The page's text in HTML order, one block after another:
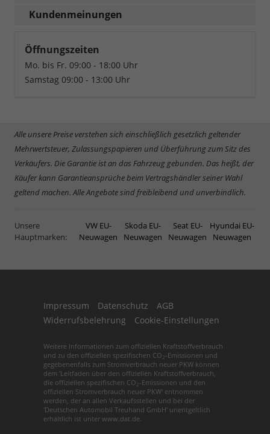
Kundenmeinungen
Öffnungszeiten
Mo. bis Fr. 09:00 - 18:00 Uhr
Samstag 09:00 - 13:00 Uhr
Alle unsere Preise verstehen sich einschließlich gesetzlich geltender
Mehrwertsteuer, Zulassungspapieren und Überführung zum Sitz des
Verkäufers. Die Garantie ist an das Fahrzeug gebunden. Das heißt, der
Käufer kann Garantieansprüche beim Vertragshändler seiner Wahl
geltend machen. Alle Angebote sind freibleibend und unverbindlich.
Unsere
Hauptmarken:
VW EU-
Neuwagen
Skoda EU-
Neuwagen
Seat EU-
Neuwagen
Hyundai EU-
Neuwagen
Impressum Datenschutz
AGB
Widerrufsbelehrung
Cookie-Einstellungen
Weitere Informationen zum offiziellen Kraftstoffverbrauch
und zu den offiziellen spezifischen CO2 -Emissionen und
gegebenenfalls zum Stromverbrauch neuer PKW können
dem 'Leitfaden über den offiziellen Kraftstoffverbrauch,
die offiziellen spezifischen CO2 -Emissionen und den
offiziellen Stromverbrauch neuer PKW' entnommen
werden, der an allen Verkaufsstellen und bei der
'Deutschen Automobil Treuhand GmbH' unentgeltlich
erhältlich ist unter www.dat.de.